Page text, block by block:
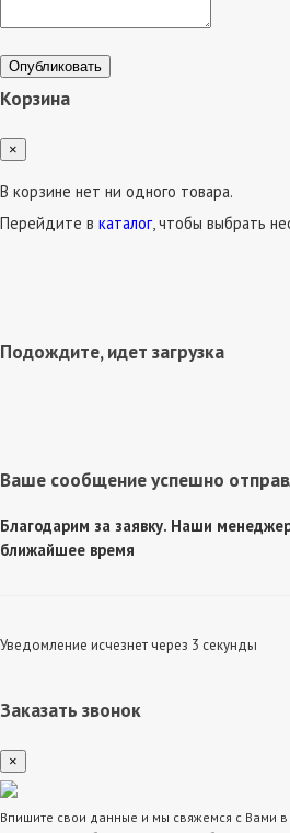
Опубликовать
Корзина
×
В корзине нет ни одного товара.
Перейдите в каталог, чтобы выбрать
Подождите, идет загрузка
Ваше сообщение успешно
Благодарим за заявку. Наши
ближайшее время
Уведомление исчезнет через 3 секунды
Заказать звонок
×
Впишите свои данные и мы свяжемся с Вами